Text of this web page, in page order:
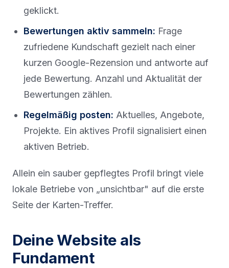
geklickt.
Bewertungen aktiv sammeln: Frage
zufriedene Kundschaft gezielt nach einer
kurzen Google-Rezension und antworte auf
jede Bewertung. Anzahl und Aktualität der
Bewertungen zählen.
Regelmäßig posten: Aktuelles, Angebote,
Projekte. Ein aktives Profil signalisiert einen
aktiven Betrieb.
Allein ein sauber gepflegtes Profil bringt viele
lokale Betriebe von „unsichtbar" auf die erste
Seite der Karten-Treffer.
Deine Website als
Fundament